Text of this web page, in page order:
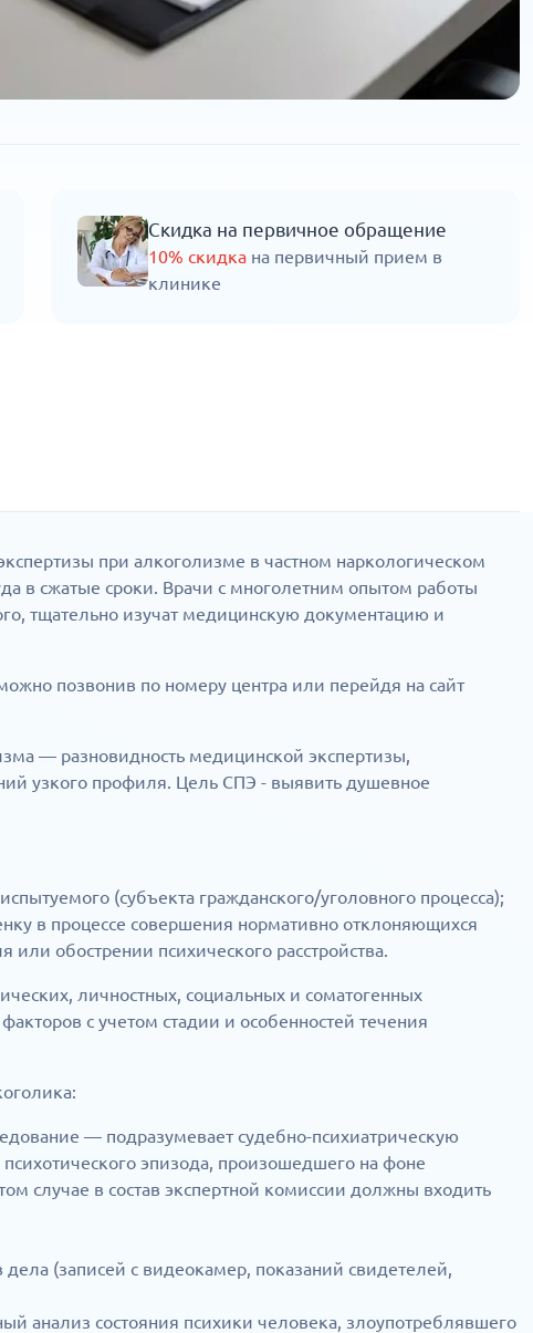
Скидка на первичное обращение
10% скидка на первичный прием в
клинике
при алкоголизме в частном наркологическом
в сжатые сроки. Врачи с многолетним опытом работы
тщательно изучат медицинскую документацию и
позвонив по номеру центра или перейдя на сайт
— разновидность медицинской экспертизы,
узкого профиля. Цель СПЭ - выявить душевное
(субъекта гражданского/уголовного процесса);
в процессе совершения нормативно отклоняющихся
обострении психического расстройства.
личностных, социальных и соматогенных
с учетом стадии и особенностей течения
— подразумевает судебно-психиатрическую
психотического эпизода, произошедшего на фоне
случае в состав экспертной комиссии должны входить
(записей с видеокамер, показаний свидетелей,
анализ состояния психики человека, злоупотреблявшего